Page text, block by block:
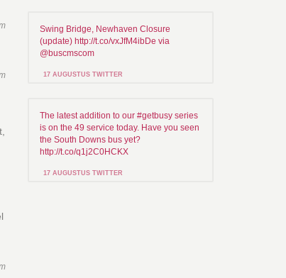
Swing Bridge, Newhaven Closure
(update) http://t.co/vxJfM4ibDe via
@buscmscom
17 AUGUSTUS TWITTER
The latest addition to our #getbusy series
is on the 49 service today. Have you seen
the South Downs bus yet?
http://t.co/q1j2C0HCKX
17 AUGUSTUS TWITTER